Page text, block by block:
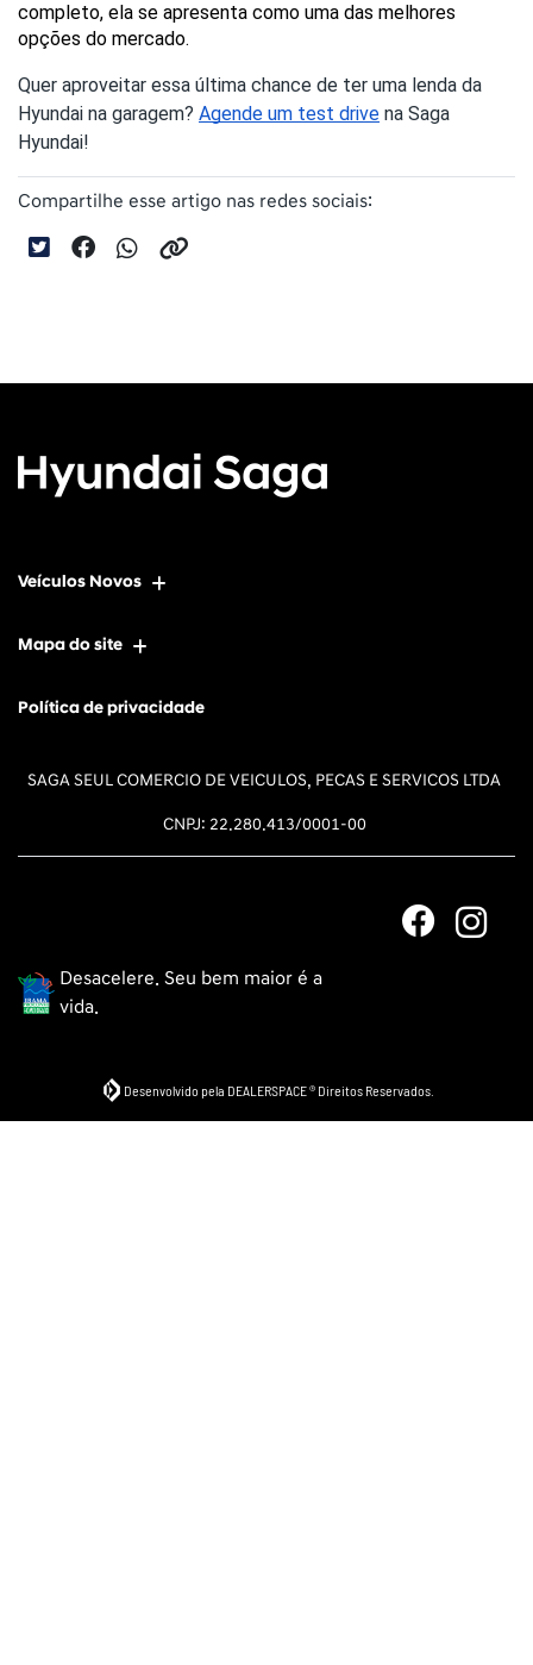
completo, ela se apresenta como uma das melhores
opções do mercado.
Quer aproveitar essa última chance de ter uma lenda da
Hyundai na garagem? Agende um test drive na Saga
Hyundai!
Compartilhe esse artigo nas redes sociais:
Veículos Novos
Mapa do site
Política de privacidade
SAGA SEUL COMERCIO DE VEICULOS, PECAS E SERVICOS LTDA
CNPJ: 22.280.413/0001-00
Desacelere. Seu bem maior é a
vida.
Desenvolvido pela DEALERSPACE ® Direitos Reservados.